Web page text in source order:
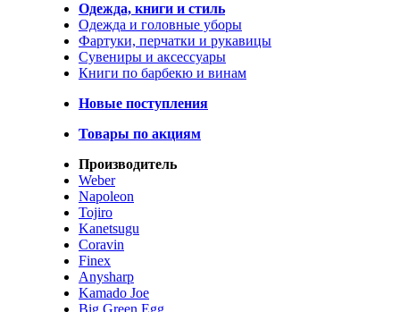
Одежда, книги и стиль
Одежда и головные уборы
Фартуки, перчатки и рукавицы
Сувениры и аксессуары
Книги по барбекю и винам
Новые поступления
Товары по акциям
Производитель
Weber
Napoleon
Tojiro
Kanetsugu
Coravin
Finex
Anysharp
Kamado Joe
Big Green Egg